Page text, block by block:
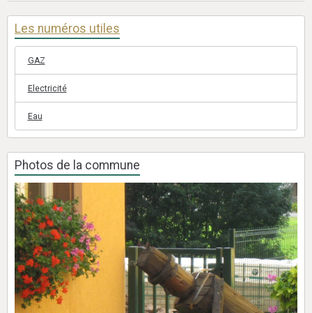
Les numéros utiles
GAZ
Electricité
Eau
Photos de la commune